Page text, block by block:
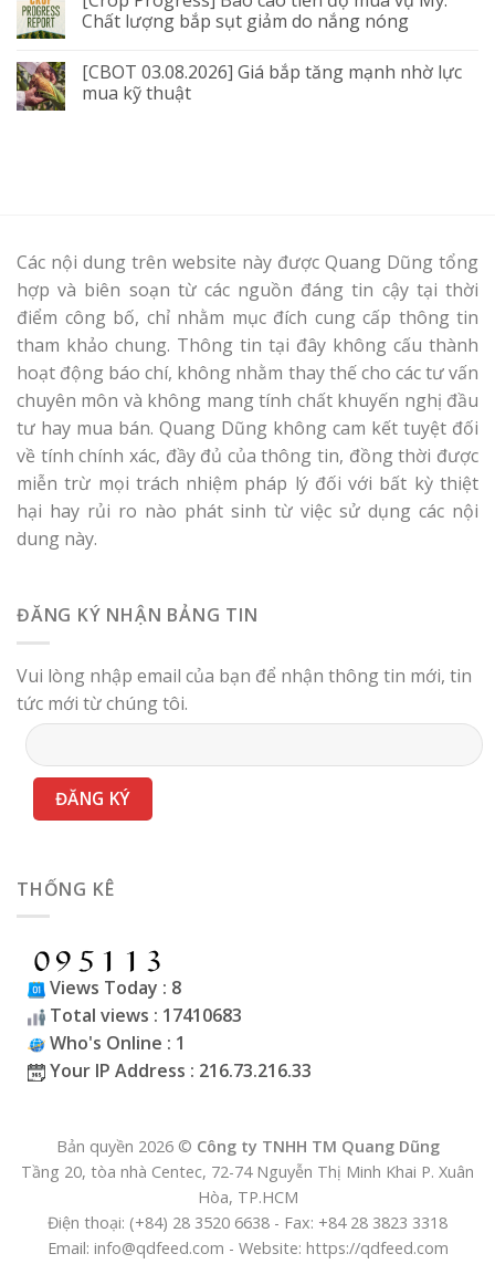
Chất lượng bắp sụt giảm do nắng nóng
[CBOT 03.08.2026] Giá bắp tăng mạnh nhờ lực
mua kỹ thuật
Các nội dung trên website này được Quang Dũng tổng
hợp và biên soạn từ các nguồn đáng tin cậy tại thời
điểm công bố, chỉ nhằm mục đích cung cấp thông tin
tham khảo chung. Thông tin tại đây không cấu thành
hoạt động báo chí, không nhằm thay thế cho các tư vấn
chuyên môn và không mang tính chất khuyến nghị đầu
tư hay mua bán. Quang Dũng không cam kết tuyệt đối
về tính chính xác, đầy đủ của thông tin, đồng thời được
miễn trừ mọi trách nhiệm pháp lý đối với bất kỳ thiệt
hại hay rủi ro nào phát sinh từ việc sử dụng các nội
dung này.
ĐĂNG KÝ NHẬN BẢNG TIN
Vui lòng nhập email của bạn để nhận thông tin mới, tin
tức mới từ chúng tôi.
THỐNG KÊ
Views Today : 8
Total views : 17410683
Who's Online : 1
Your IP Address : 216.73.216.33
Bản quyền 2026 © Công ty TNHH TM Quang Dũng
Tầng 20, tòa nhà Centec, 72-74 Nguyễn Thị Minh Khai P. Xuân
Hòa, TP.HCM
Điện thoại: (+84) 28 3520 6638 - Fax: +84 28 3823 3318
Email: info@qdfeed.com - Website: https://qdfeed.com